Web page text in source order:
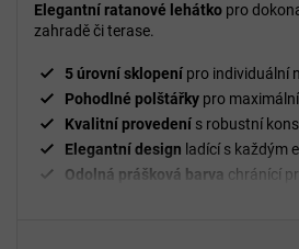
Elegantní ratanové lehátko pro
zahradě či terase.
5 úrovní sklopení pro individuální
Pohodlné polštářky pro
Kvalitní provedení s robustní
Elegantní design ladící s každým
Odolná prášková barva chránící